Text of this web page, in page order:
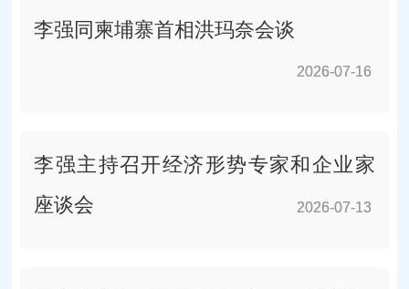
2026-07-16
李强同柬埔寨首相洪玛奈会谈
2026-07-16
2026-07-13
李强主持召开经济形势专家和企业家
座谈会
2026-07-13